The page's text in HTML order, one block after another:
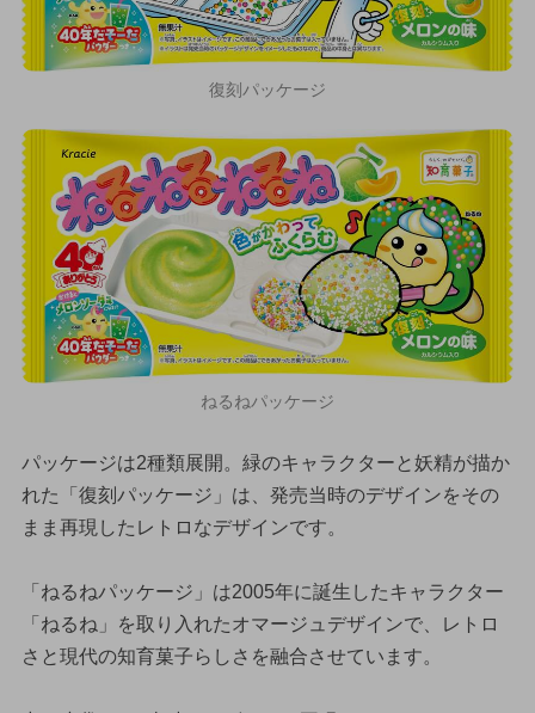
復刻パッケージ
ねるねパッケージ
パッケージは2種類展開。緑のキャラクターと妖精が描か
れた「復刻パッケージ」は、発売当時のデザインをその
まま再現したレトロなデザインです。
「ねるねパッケージ」は2005年に誕生したキャラクター
「ねるね」を取り入れたオマージュデザインで、レトロ
さと現代の知育菓子らしさを融合させています。